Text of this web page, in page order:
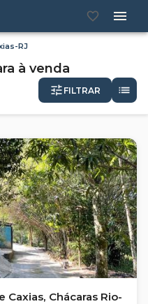
RJ
à venda
FILTRAR
Chácaras Rio-